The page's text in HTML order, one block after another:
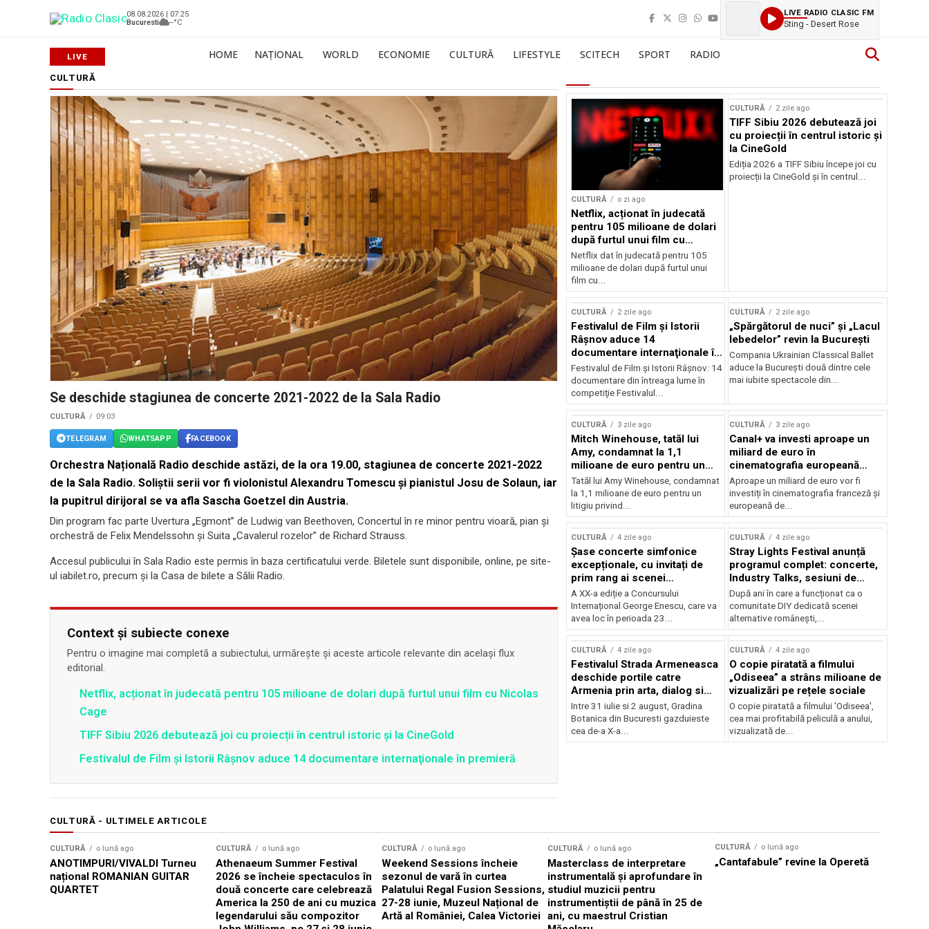
08.08.2026 | 07:25
Bucuresti
--°C
LIVE RADIO CLASIC FM
Sting - Desert Rose
HOME NAȚIONAL WORLD ECONOMIE CULTURĂ LIFESTYLE SCITECH SPORT RADIO
CULTURĂ
Se deschide stagiunea de concerte 2021-2022 de la Sala Radio
CULTURĂ 09:03
TELEGRAM WHATSAPP FACEBOOK
Orchestra Națională Radio deschide astăzi, de la ora 19.00, stagiunea de concerte 2021-2022
de la Sala Radio. Soliştii serii vor fi violonistul Alexandru Tomescu și pianistul Josu de Solaun, iar
la pupitrul dirijoral se va afla Sascha Goetzel din Austria.
Din program fac parte Uvertura „Egmont” de Ludwig van Beethoven, Concertul în re minor pentru vioară, pian şi
orchestră de Felix Mendelssohn și Suita „Cavalerul rozelor” de Richard Strauss.
Accesul publicului în Sala Radio este permis în baza certificatului verde. Biletele sunt disponibile, online, pe site-
ul iabilet.ro, precum şi la Casa de bilete a Sălii Radio.
Context și subiecte conexe
Pentru o imagine mai completă a subiectului, urmărește și aceste articole relevante din același flux
editorial.
Netflix, acționat în judecată pentru 105 milioane de dolari după furtul unui film cu Nicolas
Cage
TIFF Sibiu 2026 debutează joi cu proiecții în centrul istoric și la CineGold
Festivalul de Film şi Istorii Râşnov aduce 14 documentare internaţionale în premieră
CULTURĂ o zi ago
Netflix, acționat în judecată
pentru 105 milioane de dolari
după furtul unui film cu
Nicolas Cage
Netflix dat în judecată pentru 105
milioane de dolari după furtul unui
film cu...
CULTURĂ 2 zile ago
TIFF Sibiu 2026 debutează joi
cu proiecții în centrul istoric și
la CineGold
Ediția 2026 a TIFF Sibiu începe joi cu
proiecții la CineGold și în centrul...
CULTURĂ 2 zile ago
Festivalul de Film şi Istorii
Râşnov aduce 14
documentare internaţionale în
premieră
Festivalul de Film şi Istorii Râşnov: 14
documentare din întreaga lume în
competiţie Festivalul...
CULTURĂ 2 zile ago
„Spărgătorul de nuci” și „Lacul
lebedelor” revin la București
Compania Ukrainian Classical Ballet
aduce la București două dintre cele
mai iubite spectacole din...
CULTURĂ 3 zile ago
Mitch Winehouse, tatăl lui
Amy, condamnat la 1,1
milioane de euro pentru un
litigiu pierdut
Tatăl lui Amy Winehouse, condamnat
la 1,1 milioane de euro pentru un
litigiu privind...
CULTURĂ 3 zile ago
Canal+ va investi aproape un
miliard de euro în
cinematografia europeană
până în 2032
Aproape un miliard de euro vor fi
investiți în cinematografia franceză și
europeană de...
CULTURĂ 4 zile ago
Șase concerte simfonice
excepționale, cu invitați de
prim rang ai scenei
internaționale și ansambluri
orchestrale românești de
prestigiu, în programul
Concursului Enescu 2026
A XX-a ediție a Concursului
Internațional George Enescu, care va
avea loc în perioada 23...
CULTURĂ 4 zile ago
Stray Lights Festival anunță
programul complet: concerte,
Industry Talks, sesiuni de
audiție și noi opțiuni de
participare pentru public
După ani în care a funcționat ca o
comunitate DIY dedicată scenei
alternative românești,...
CULTURĂ 4 zile ago
Festivalul Strada Armeneasca
deschide portile catre
Armenia prin arta, dialog si
patrimoniu, intre 31 iulie si 2
august, la Gradina Botanica din
Bucuresti
Intre 31 iulie si 2 august, Gradina
Botanica din Bucuresti gazduieste
cea de-a X-a...
CULTURĂ 4 zile ago
O copie piratată a filmului
„Odiseea” a strâns milioane de
vizualizări pe rețele sociale
O copie piratată a filmului 'Odiseea',
cea mai profitabilă peliculă a anului,
vizualizată de...
CULTURĂ - ULTIMELE ARTICOLE
CULTURĂ o lună ago
ANOTIMPURI/VIVALDI Turneu
național ROMANIAN GUITAR
QUARTET
CULTURĂ o lună ago
Athenaeum Summer Festival
2026 se încheie spectaculos în
două concerte care celebrează
America la 250 de ani cu muzica
legendarului său compozitor
CULTURĂ o lună ago
Weekend Sessions încheie
sezonul de vară în curtea
Palatului Regal Fusion Sessions,
27-28 iunie, Muzeul Național de
Artă al României, Calea Victoriei
CULTURĂ o lună ago
Masterclass de interpretare
instrumentală și aprofundare în
studiul muzicii pentru
instrumentiștii de până în 25 de
ani, cu maestrul Cristian
CULTURĂ o lună ago
„Cantafabule” revine la Operetă